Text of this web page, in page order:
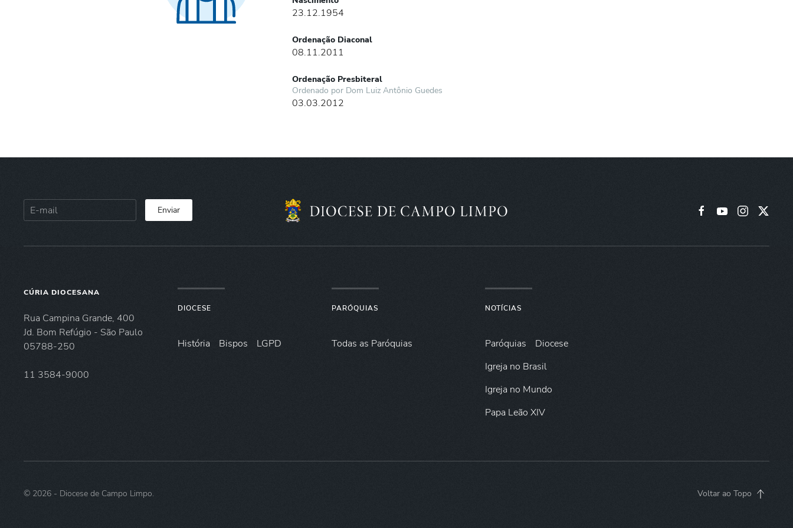
23.12.1954
Ordenação Diaconal
08.11.2011
Ordenação Presbiteral
Ordenado por Dom Luiz Antônio Guedes
03.03.2012
Enviar
CÚRIA DIOCESANA
Rua Campina Grande, 400
Jd. Bom Refúgio - São Paulo
05788-250
11 3584-9000
DIOCESE
História Bispos LGPD
PARÓQUIAS
Todas as Paróquias
NOTÍCIAS
Paróquias
Diocese
Igreja no Brasil
Igreja no Mundo
Papa Leão XIV
© 2026 - Diocese de Campo Limpo. Voltar ao Topo